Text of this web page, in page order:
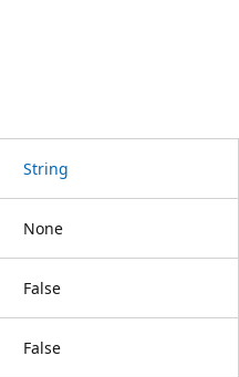
String
None
False
False